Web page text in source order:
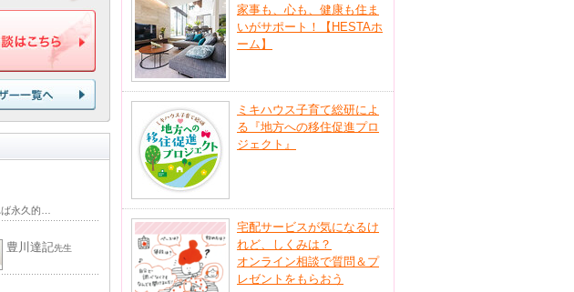
永久的…
豊川達記先生
家事も、心も、健康も住ま
いがサポート！【HESTAホ
ーム】
ミキハウス子育て総研によ
る『地方への移住促進プロ
ジェクト』
宅配サービスが気になるけ
れど、しくみは？
オンライン相談で質問＆プ
レゼントをもらおう